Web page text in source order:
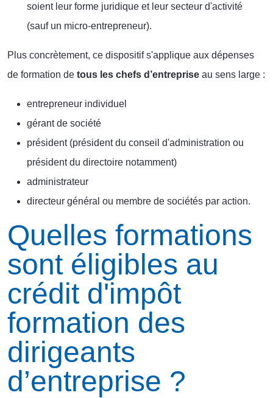
soient leur forme juridique et leur secteur d'activité
(sauf un micro-entrepreneur).
Plus concrètement, ce dispositif s'applique aux dépenses
de formation de tous les chefs d’entreprise au sens large :
entrepreneur individuel
gérant de société
président (président du conseil d'administration ou
président du directoire notamment)
administrateur
directeur général ou membre de sociétés par action.
Quelles formations
sont éligibles au
crédit d'impôt
formation des
dirigeants
d’entreprise ?